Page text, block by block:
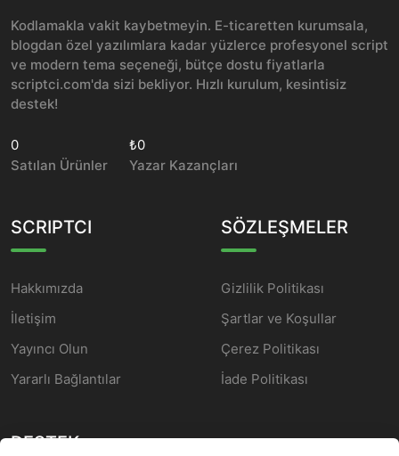
Kodlamakla vakit kaybetmeyin. E-ticaretten kurumsala,
blogdan özel yazılımlara kadar yüzlerce profesyonel script
ve modern tema seçeneği, bütçe dostu fiyatlarla
scriptci.com'da sizi bekliyor. Hızlı kurulum, kesintisiz
destek!
0
Satılan Ürünler
₺0
Yazar Kazançları
SCRIPTCI
Hakkımızda
İletişim
Yayıncı Olun
Yararlı Bağlantılar
SÖZLEŞMELER
Gizlilik Politikası
Şartlar ve Koşullar
Çerez Politikası
İade Politikası
DESTEK